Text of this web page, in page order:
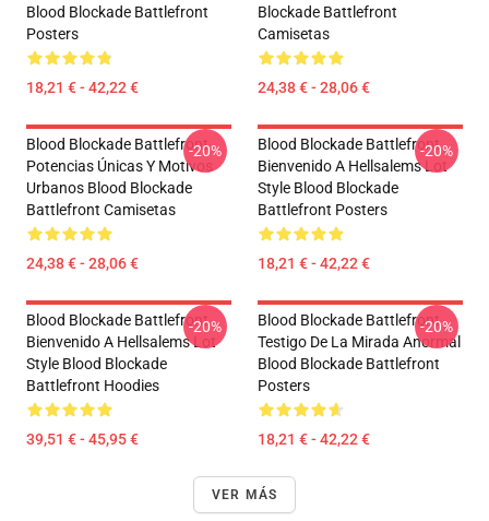
Blood Blockade Battlefront
Posters
18,21 € - 42,22 €
Blockade Battlefront
Camisetas
24,38 € - 28,06 €
Blood Blockade Battlefront
Potencias Únicas Y Motivos
Urbanos Blood Blockade
Battlefront Camisetas
24,38 € - 28,06 €
-20%
Blood Blockade Battlefront
Bienvenido A Hellsalems Lot
Style Blood Blockade
Battlefront Posters
18,21 € - 42,22 €
-20%
Blood Blockade Battlefront
Bienvenido A Hellsalems Lot
Style Blood Blockade
Battlefront Hoodies
39,51 € - 45,95 €
-20%
Blood Blockade Battlefront
Testigo De La Mirada Anormal
Blood Blockade Battlefront
Posters
18,21 € - 42,22 €
-20%
VER MÁS